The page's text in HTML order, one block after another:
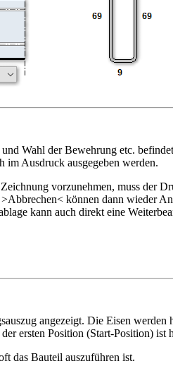
und Wahl der Bewehrung etc.
im Ausdruck ausgegeben werden.
vorzunehmen, muss der
können dann wieder
kann auch direkt eine
angezeigt. Die Eisen
ersten Position (Start-Position) ist
das Bauteil auszuführen ist.